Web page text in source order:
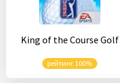
King of the Course Golf
рейтинг 100%